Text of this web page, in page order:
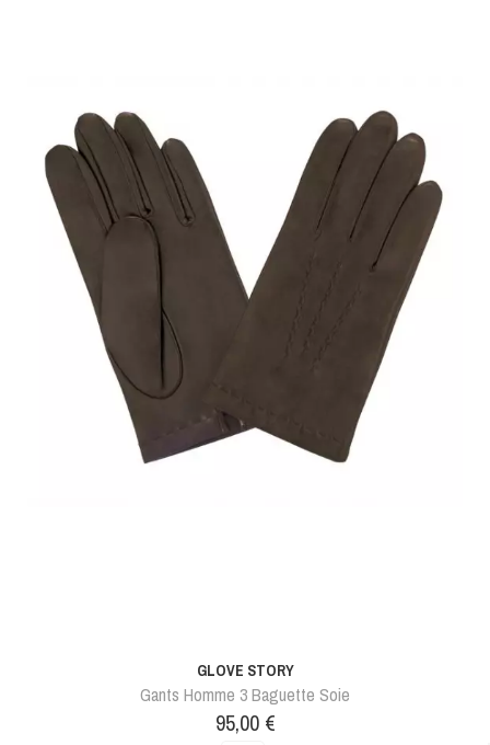
GLOVE STORY
Gants Homme 3 Baguette Soie
Prix
95,00 €